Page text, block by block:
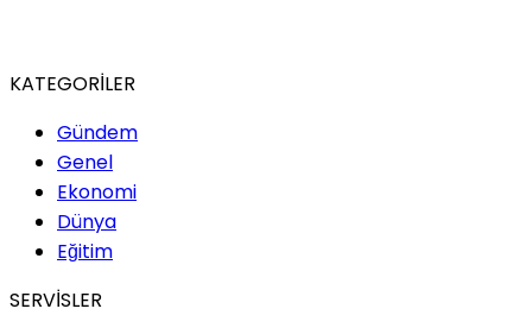
KATEGORİLER
Gündem
Genel
Ekonomi
Dünya
Eğitim
SERVİSLER